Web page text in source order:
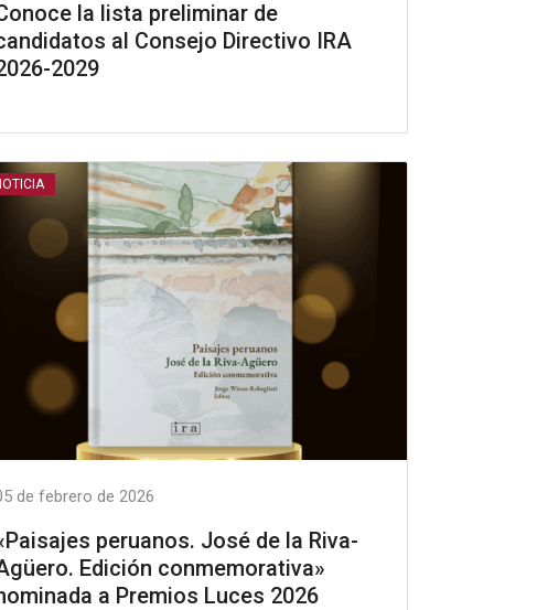
la lista preliminar de
al Consejo Directivo IRA
2029
de febrero de 2026
peruanos. José de la Riva-
Edición conmemorativa»
a Premios Luces 2026